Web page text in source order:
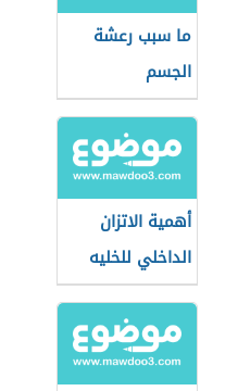
ما سبب رعشة
الجسم
أهمية الاتزان
الداخلي للخليه